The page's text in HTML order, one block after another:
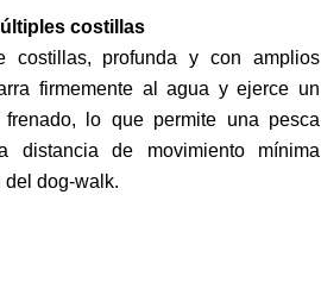
costillas
costillas, profunda y con amplios
firmemente al agua y ejerce un
lo que permite una pesca
distancia de movimiento mínima
del dog-walk.